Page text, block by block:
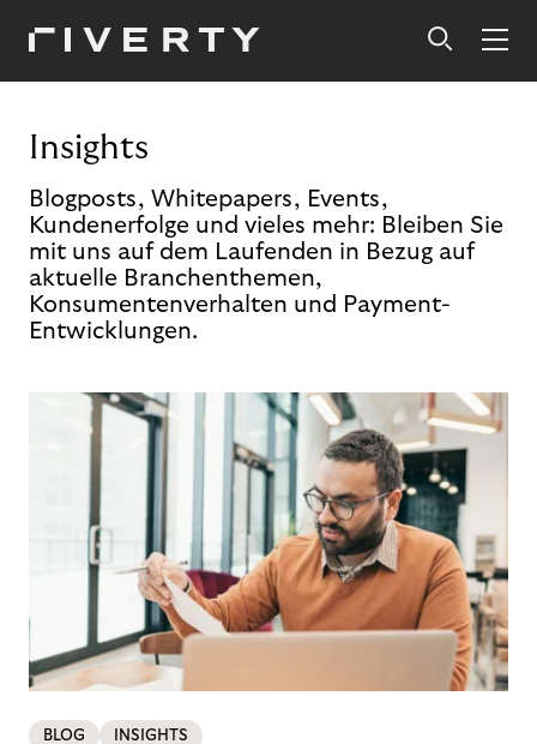
Insights
Blogposts, Whitepapers, Events,
Kundenerfolge und vieles mehr: Bleiben Sie
mit uns auf dem Laufenden in Bezug auf
aktuelle Branchenthemen,
Konsumentenverhalten und Payment-
Entwicklungen.
BLOG INSIGHTS